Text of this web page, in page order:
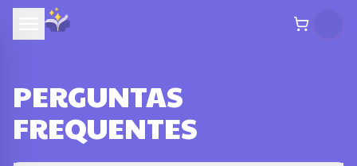
PERGUNTAS
FREQUENTES